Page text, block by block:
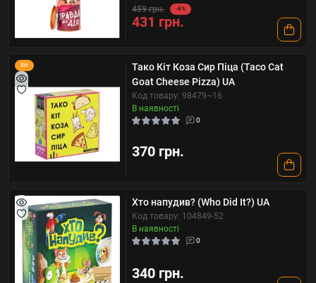
459 грн. -6%
431 грн.
Хіт
Тако Кіт Коза Сир Піца (Taco Cat
Goat Cheese Pizza) UA
Код товару: 98479~16
В наявності
0
370 грн.
Хто напудив? (Who Did It?) UA
Код товару: 104849-52
В наявності
0
340 грн.